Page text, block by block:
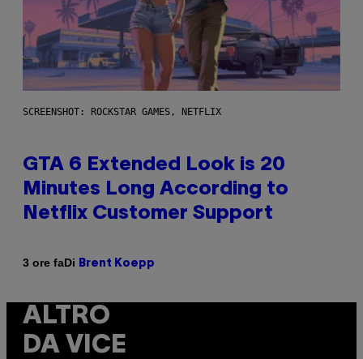
SCREENSHOT: ROCKSTAR GAMES, NETFLIX
GTA 6 Extended Look is 20
Minutes Long According to
Netflix Customer Support
3 ore faDi Brent Koepp
ALTRO
DA VICE